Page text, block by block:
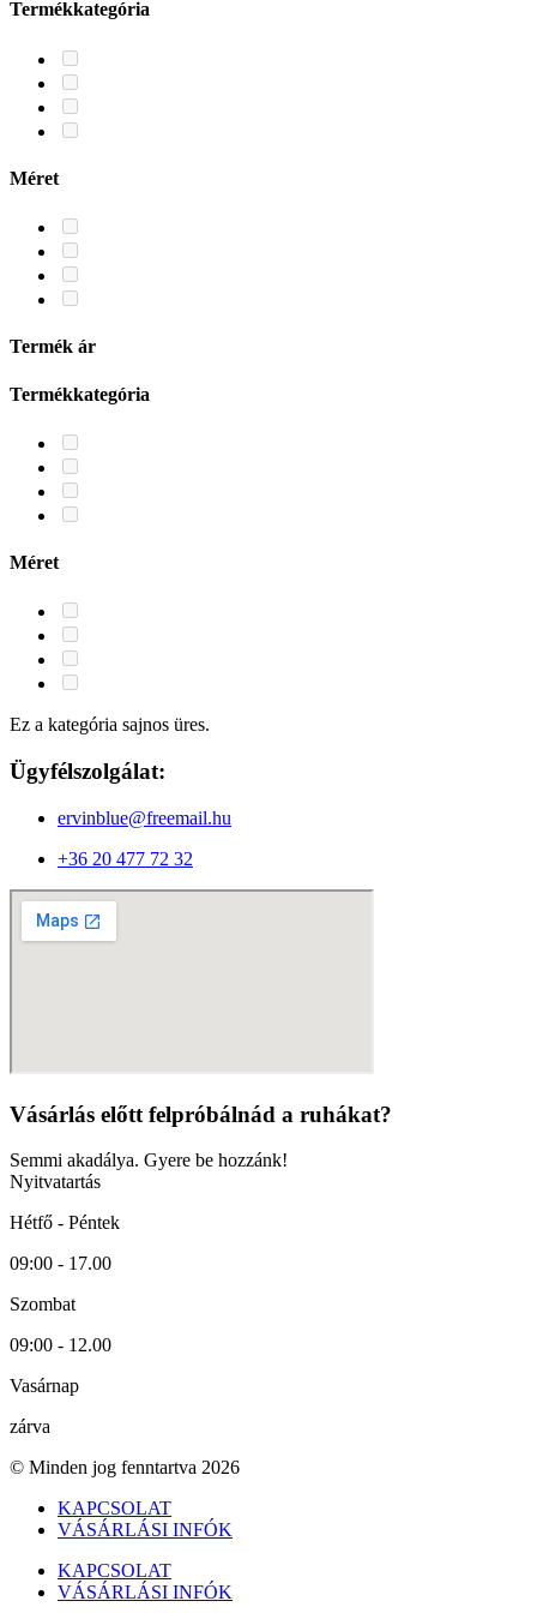
Termékkategória
Méret
Termék ár
Termékkategória
Méret
Ez a kategória sajnos üres.
Ügyfélszolgálat:
ervinblue@freemail.hu
+36 20 477 72 32
Vásárlás előtt felpróbálnád a ruhákat?
Semmi akadálya. Gyere be hozzánk!
Nyitvatartás
Hétfő - Péntek
09:00 - 17.00
Szombat
09:00 - 12.00
Vasárnap
zárva
© Minden jog fenntartva 2026
KAPCSOLAT
VÁSÁRLÁSI INFÓK
KAPCSOLAT
VÁSÁRLÁSI INFÓK